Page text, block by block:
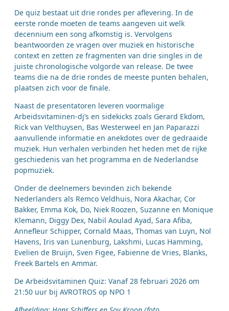
De quiz bestaat uit drie rondes per aflevering. In de
eerste ronde moeten de teams aangeven uit welk
decennium een song afkomstig is. Vervolgens
beantwoorden ze vragen over muziek en historische
context en zetten ze fragmenten van drie singles in de
juiste chronologische volgorde van release. De twee
teams die na de drie rondes de meeste punten behalen,
plaatsen zich voor de finale.
Naast de presentatoren leveren voormalige
Arbeidsvitaminen-dj’s en sidekicks zoals Gerard Ekdom,
Rick van Velthuysen, Bas Westerweel en Jan Paparazzi
aanvullende informatie en anekdotes over de gedraaide
muziek. Hun verhalen verbinden het heden met de rijke
geschiedenis van het programma en de Nederlandse
popmuziek.
Onder de deelnemers bevinden zich bekende
Nederlanders als Remco Veldhuis, Nora Akachar, Cor
Bakker, Emma Kok, Do, Niek Roozen, Suzanne en Monique
Klemann, Diggy Dex, Nabil Aoulad Ayad, Sara Afiba,
Annefleur Schipper, Cornald Maas, Thomas van Luyn, Nol
Havens, Iris van Lunenburg, Lakshmi, Lucas Hamming,
Evelien de Bruijn, Sven Figee, Fabienne de Vries, Blanks,
Freek Bartels en Ammar.
De Arbeidsvitaminen Quiz: Vanaf 28 februari 2026 om
21:50 uur bij AVROTROS op NPO 1